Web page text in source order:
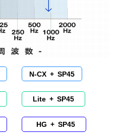
N-CX + SP45
Lite + SP45
HG + SP45